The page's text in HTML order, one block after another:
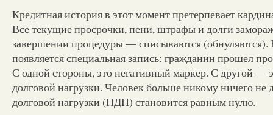
Кредитная история в этот момент претерпевает
Все текущие просрочки, пени, штрафы и долги
завершении процедуры — списываются (обнуляются).
появляется специальная запись: гражданин прошел
С одной стороны, это негативный маркер. С другой —
долговой нагрузки. Человек больше никому ничего не
долговой нагрузки (ПДН) становится равным нулю.